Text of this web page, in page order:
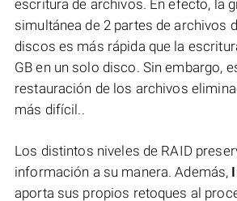
escritura de archivos. En efecto, la
simultánea de 2 partes de archivos
discos es más rápida que la
GB en un solo disco. Sin embargo,
restauración de los archivos
más difícil..
Los distintos niveles de RAID
información a su manera. Además,
aporta sus propios retoques al